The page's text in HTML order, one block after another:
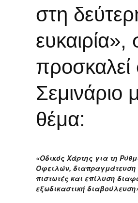
στη
ευκαιρία»,
προσκαλεί
Σεμινάριο
θέμα:
«Οδικός Χάρτης για τη
Οφειλών, διαπραγμάτευση
πιστωτές και επίλυση
εξωδικαστική